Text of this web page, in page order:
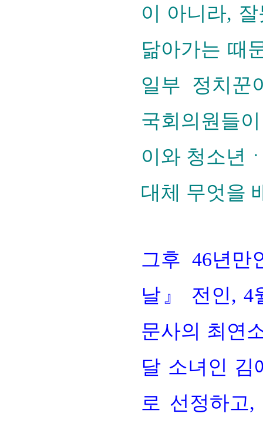
이 아니라,
닮아가는 때
일부 정치꾼
국회의원들
이와 청소년
대체 무엇을
그후 46년만
날』 전인, 4
문사의 최연
달 소녀인 김
로 선정하고